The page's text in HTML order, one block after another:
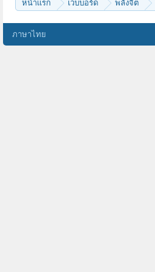
หน้าแรก เว็บบอร์ด พลังจิต
ภาษาไทย